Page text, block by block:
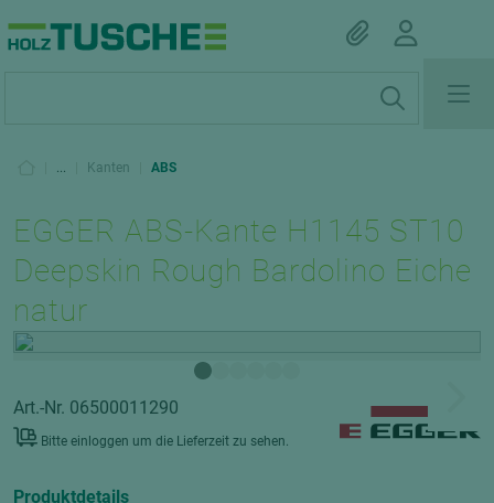
... Kanten ABS
EGGER ABS-Kante H1145 ST10
Deepskin Rough Bardolino Eiche
natur
Art.-Nr. 06500011290
Bitte einloggen um die Lieferzeit zu sehen.
Produktdetails